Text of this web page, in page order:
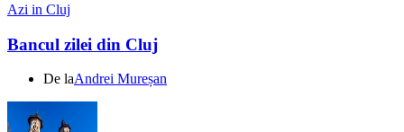
Azi in Cluj
Bancul zilei din Cluj
De laAndrei Mureșan